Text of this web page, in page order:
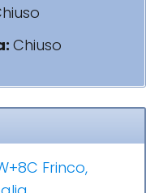
Chiuso
Frinco,